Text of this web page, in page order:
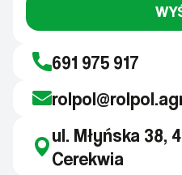
691 975 917
ul. Młyńska 38,
Cerekwia